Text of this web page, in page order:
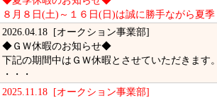
８月８日(土)～１６日(日)は誠に勝手ながら夏季
2026.04.18 [オークション事業部]
◆ＧＷ休暇のお知らせ◆
下記の期間中はＧＷ休暇とさせていただきます。
・・・
2025.11.18 [オークション事業部]